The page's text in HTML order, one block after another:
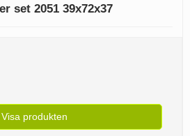
set 2051 39x72x37
Visa produkten